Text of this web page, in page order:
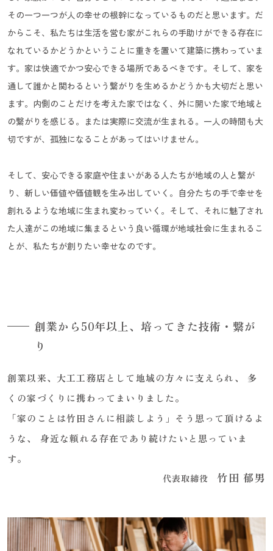
その一つ一つが人の幸せの根幹になっているものだと思います。だ
からこそ、私たちは生活を営む家がこれらの手助けができる存在に
なれているかどうかということに重きを置いて建築に携わっていま
す。家は快適でかつ安心できる場所であるべきです。そして、家を
通して誰かと関わるという繋がりを生めるかどうかも大切だと思い
ます。内側のことだけを考えた家ではなく、外に開いた家で地域と
の繋がりを感じる。または実際に交流が生まれる。一人の時間も大
切ですが、孤独になることがあってはいけません。
そして、安心できる家庭や住まいがある人たちが地域の人と繋が
り、新しい価値や価値観を生み出していく。自分たちの手で幸せを
創れるような地域に生まれ変わっていく。そして、それに魅了され
た人達がこの地域に集まるという良い循環が地域社会に生まれるこ
とが、私たちが創りたい幸せなのです。
創業から50年以上、培ってきた技術・繋が
り
創業以来、大工工務店として地域の方々に支えられ、
多
くの家づくりに携わってまいりました。
「家のことは竹田さんに相談しよう」そう思って頂けるよ
うな、
身近な頼れる存在であり続けたいと思っていま
す。
代表取締役 竹田 郁男